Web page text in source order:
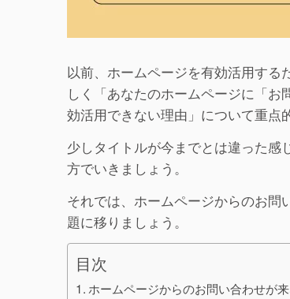
以前、ホームページを有効活用する
しく「あなたのホームページに「
効活用できない理由」について重点
少しタイトルが今までとは違った感
方でいきましょう。
それでは、ホームページからのお
題に移りましょう。
目次
ホームページからのお問い合わせが